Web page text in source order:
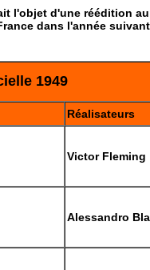
l'objet d'une réédition
dans l'année
1949
Réalisateurs
Victor Fleming
Alessandro